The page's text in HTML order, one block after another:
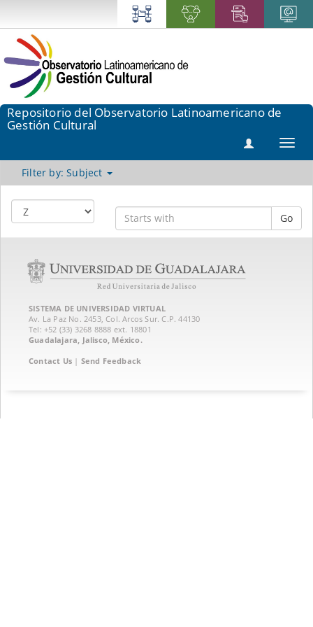
Repositorio del Observatorio Latinoamericano de
Gestión Cultural
Filter by: Subject
Go
SISTEMA DE UNIVERSIDAD VIRTUAL
Av. La Paz No. 2453, Col. Arcos Sur. C.P. 44130
Tel: +52 (33) 3268 8888‏ ext. 18801
Guadalajara, Jalisco, México.
Contact Us | Send Feedback